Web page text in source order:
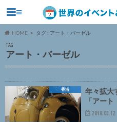
≡
HOME タグ : アート・バーゼル
TAG
アート・バーゼル
香港
年々拡大
「アー
2018.03.12